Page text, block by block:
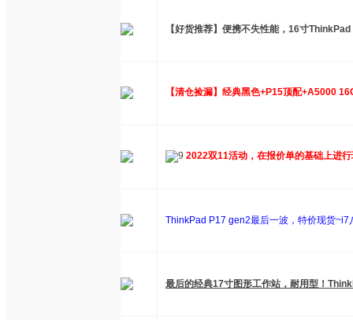
【好货推荐】便携不失性能，16寸
【清仓捡漏】经典黑色+P15顶配+A5000
2022双11活动，在报价单的基础上进
ThinkPad P17 gen2最后一波，特价现货~i7
最后的经典17寸图形工作站，耐用型！